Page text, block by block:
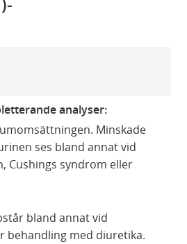
analyser:
Minskade
ses bland annat vid
Cushings syndrom eller
bland annat vid
behandling med diuretika.